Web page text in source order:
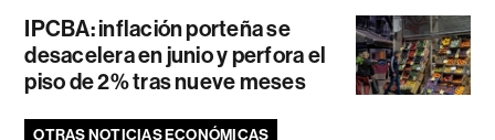
IPCBA: inflación porteña se
desacelera en junio y perfora el
piso de 2% tras nueve meses
OTRAS NOTICIAS ECONÓMICAS